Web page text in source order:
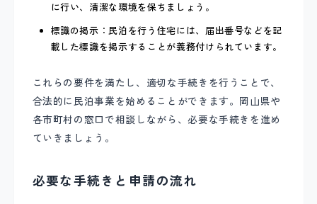
に行い、清潔な環境を保ちましょう。
標識の掲示：民泊を行う住宅には、届出番号などを記
載した標識を掲示することが義務付けられています。
これらの要件を満たし、適切な手続きを行うことで、
合法的に民泊事業を始めることができます。岡山県や
各市町村の窓口で相談しながら、必要な手続きを進め
ていきましょう。
必要な手続きと申請の流れ